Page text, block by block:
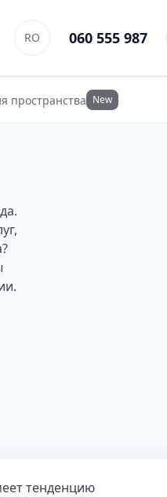
RO 060 555 987
пространства New
тенденцию